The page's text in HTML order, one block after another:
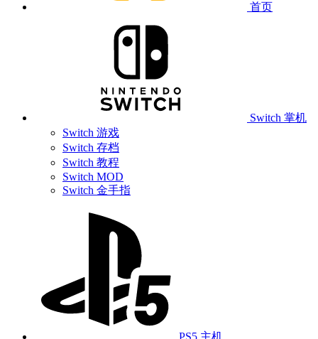
首页
Switch 掌机
Switch 游戏
Switch 存档
Switch 教程
Switch MOD
Switch 金手指